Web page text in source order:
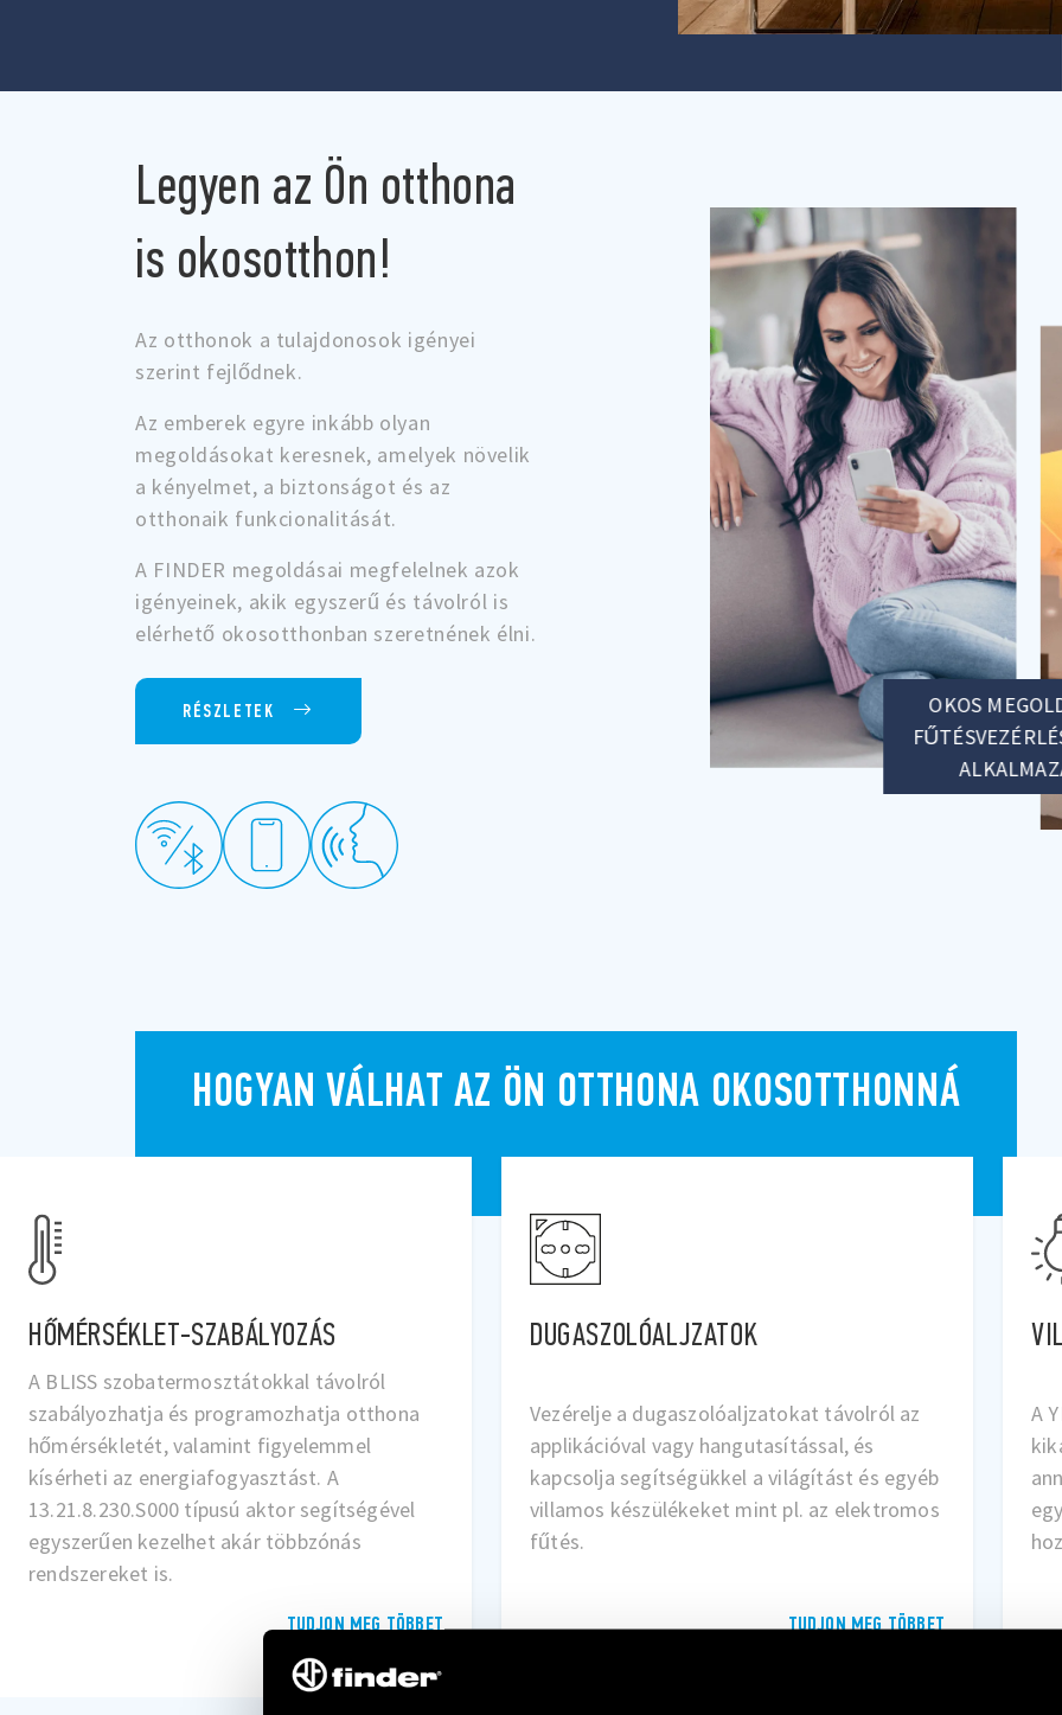
Legyen az Ön otthona
is okosotthon!
Az otthonok a tulajdonosok igényei
szerint fejlődnek.
Az emberek egyre inkább olyan
megoldásokat keresnek, amelyek növelik
a kényelmet, a biztonságot és az
otthonaik funkcionalitását.
A FINDER megoldásai megfelelnek azok
igényeinek, akik egyszerű és távolról is
elérhető okosotthonban szeretnének élni.
RÉSZLETEK
OKOS
HOGYAN VÁLHAT AZ ÖN OTTHONA OKOSOTTHONNÁ
DUGASZOLÓALJZATOK
Vezérelje a dugaszolóaljzatokat távolról az
applikációval vagy hangutasítással, és
kapcsolja segítségükkel a világítást és egyéb
villamos készülékeket mint pl. az elektromos
fűtés.
TUDJON MEG TÖBBET
VILÁGÍTÁS
A YESLY eszközeivel távolról be- és
kikapcsolhatja a világítást, szabályozhatja
annak fényerejét, több fényforrást vezérelhet
egyetlen eszközzel, és egyedi jeleneteket
hozhat létre. Mindezt akár távolról is.
TUDJON MEG TÖBBET